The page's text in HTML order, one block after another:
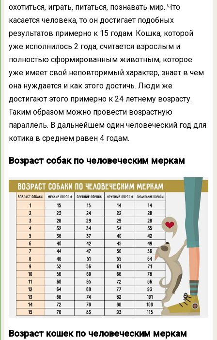
охотиться, играть, питаться, познавать мир. Что
касается человека, то он достигает подобных
результатов примерно к 15 годам. Кошка, которой
уже исполнилось 2 года, считается взрослым и
полностью сформированным животным, которое
уже имеет свой неповторимый характер, знает в чем
она нуждается и как этого достичь. Люди же
достигают этого примерно к 24 летнему возрасту.
Таким образом можно провести возрастную
параллель. В дальнейшем один человеческий год для
котика в среднем равен 4 годам.
Возраст собак по человеческим меркам
Возраст кошек по человеческим меркам